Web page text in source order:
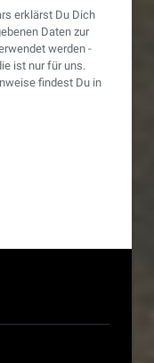
erklärst Du Dich
Daten zur
werden -
ist nur für uns.
findest Du in